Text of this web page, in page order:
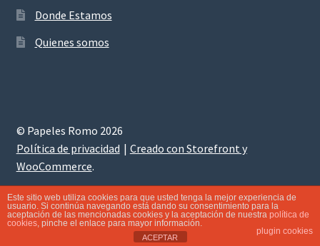
Donde Estamos
Quienes somos
© Papeles Romo 2026
Política de privacidad
Creado con Storefront y
WooCommerce.
Buscar
Buscar
0
Este sitio web utiliza cookies para que usted tenga la mejor experiencia de
usuario. Si continúa navegando está dando su consentimiento para la
aceptación de las mencionadas cookies y la aceptación de nuestra política de
cookies, pinche el enlace para mayor información.
plugin cookies
ACEPTAR